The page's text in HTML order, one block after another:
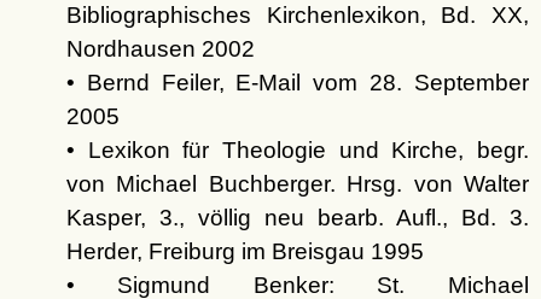
Bibliographisches Kirchenlexikon, Bd. XX,
Nordhausen 2002
• Bernd Feiler, E-Mail vom 28. September
2005
• Lexikon für Theologie und Kirche, begr.
von Michael Buchberger. Hrsg. von Walter
Kasper, 3., völlig neu bearb. Aufl., Bd. 3.
Herder, Freiburg im Breisgau 1995
• Sigmund Benker: St. Michael